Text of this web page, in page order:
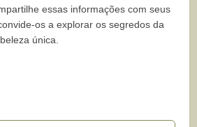
essas informações com seus
os a explorar os segredos da
única.